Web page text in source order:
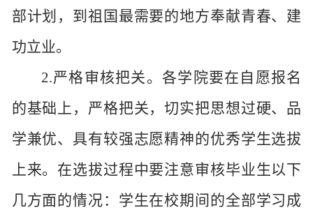
部计划，到祖国最需要的地方奉献青春、建
功立业。
2.严格审核把关。各学院要在自愿报名
的基础上，严格把关，切实把思想过硬、品
学兼优、具有较强志愿精神的优秀学生选拔
上来。在选拔过程中要注意审核毕业生以下
几方面的情况：学生在校期间的全部学习成